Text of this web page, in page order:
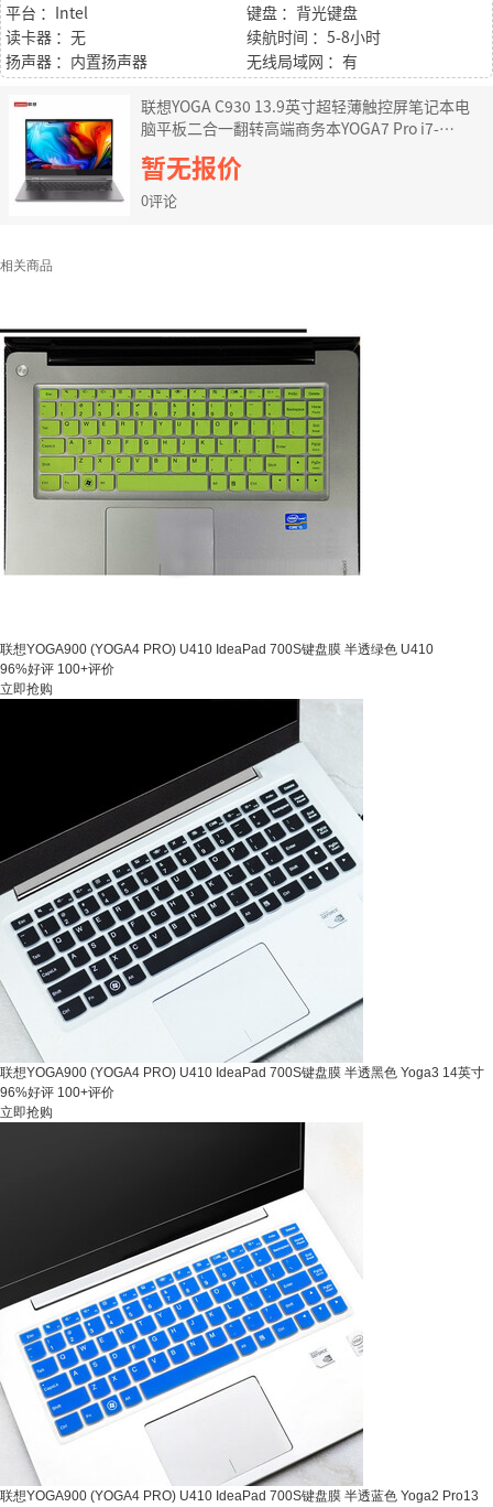
平台 ：Intel
键盘 ：背光键盘
读卡器 ：无
续航时间 ：5-8小时
扬声器 ：内置扬声器
无线局域网 ：有
联想YOGA C930 13.9英寸超轻薄触控屏笔记本电
脑平板二合一翻转高端商务本YOGA7 Pro i7-
8550U 16G 1T固态 4K屏灰 标配 Win10系统 360度
翻转 背光键盘 触控笔
暂无报价
0评论
相关商品
联想YOGA900 (YOGA4 PRO) U410 IdeaPad 700S键盘膜 半透绿色 U410
96%好评 100+评价
立即抢购
联想YOGA900 (YOGA4 PRO) U410 IdeaPad 700S键盘膜 半透黑色 Yoga3 14英寸
96%好评 100+评价
立即抢购
联想YOGA900 (YOGA4 PRO) U410 IdeaPad 700S键盘膜 半透蓝色 Yoga2 Pro13